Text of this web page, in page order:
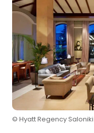
© Hyatt Regency Saloniki